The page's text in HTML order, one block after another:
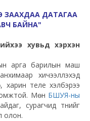
ЗААХДАА ДАТАГАА
БАЙНА"
хувьд хэрхэн
арга барилын маш
хичээллэхэд
харин теле хэлбэрээ
Мөн БШУЯ-ны
сурагчид түүнийг
олон.